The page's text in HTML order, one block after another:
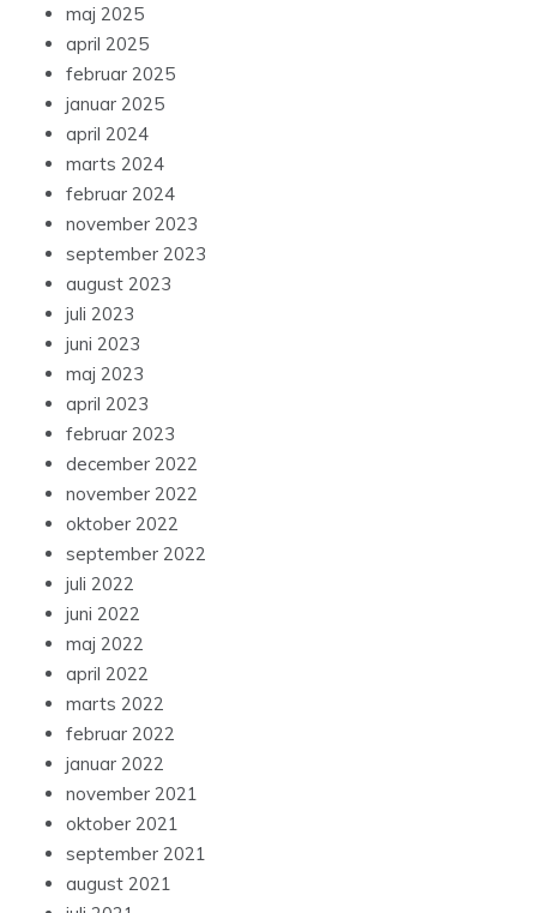
maj 2025
april 2025
februar 2025
januar 2025
april 2024
marts 2024
februar 2024
november 2023
september 2023
august 2023
juli 2023
juni 2023
maj 2023
april 2023
februar 2023
december 2022
november 2022
oktober 2022
september 2022
juli 2022
juni 2022
maj 2022
april 2022
marts 2022
februar 2022
januar 2022
november 2021
oktober 2021
september 2021
august 2021